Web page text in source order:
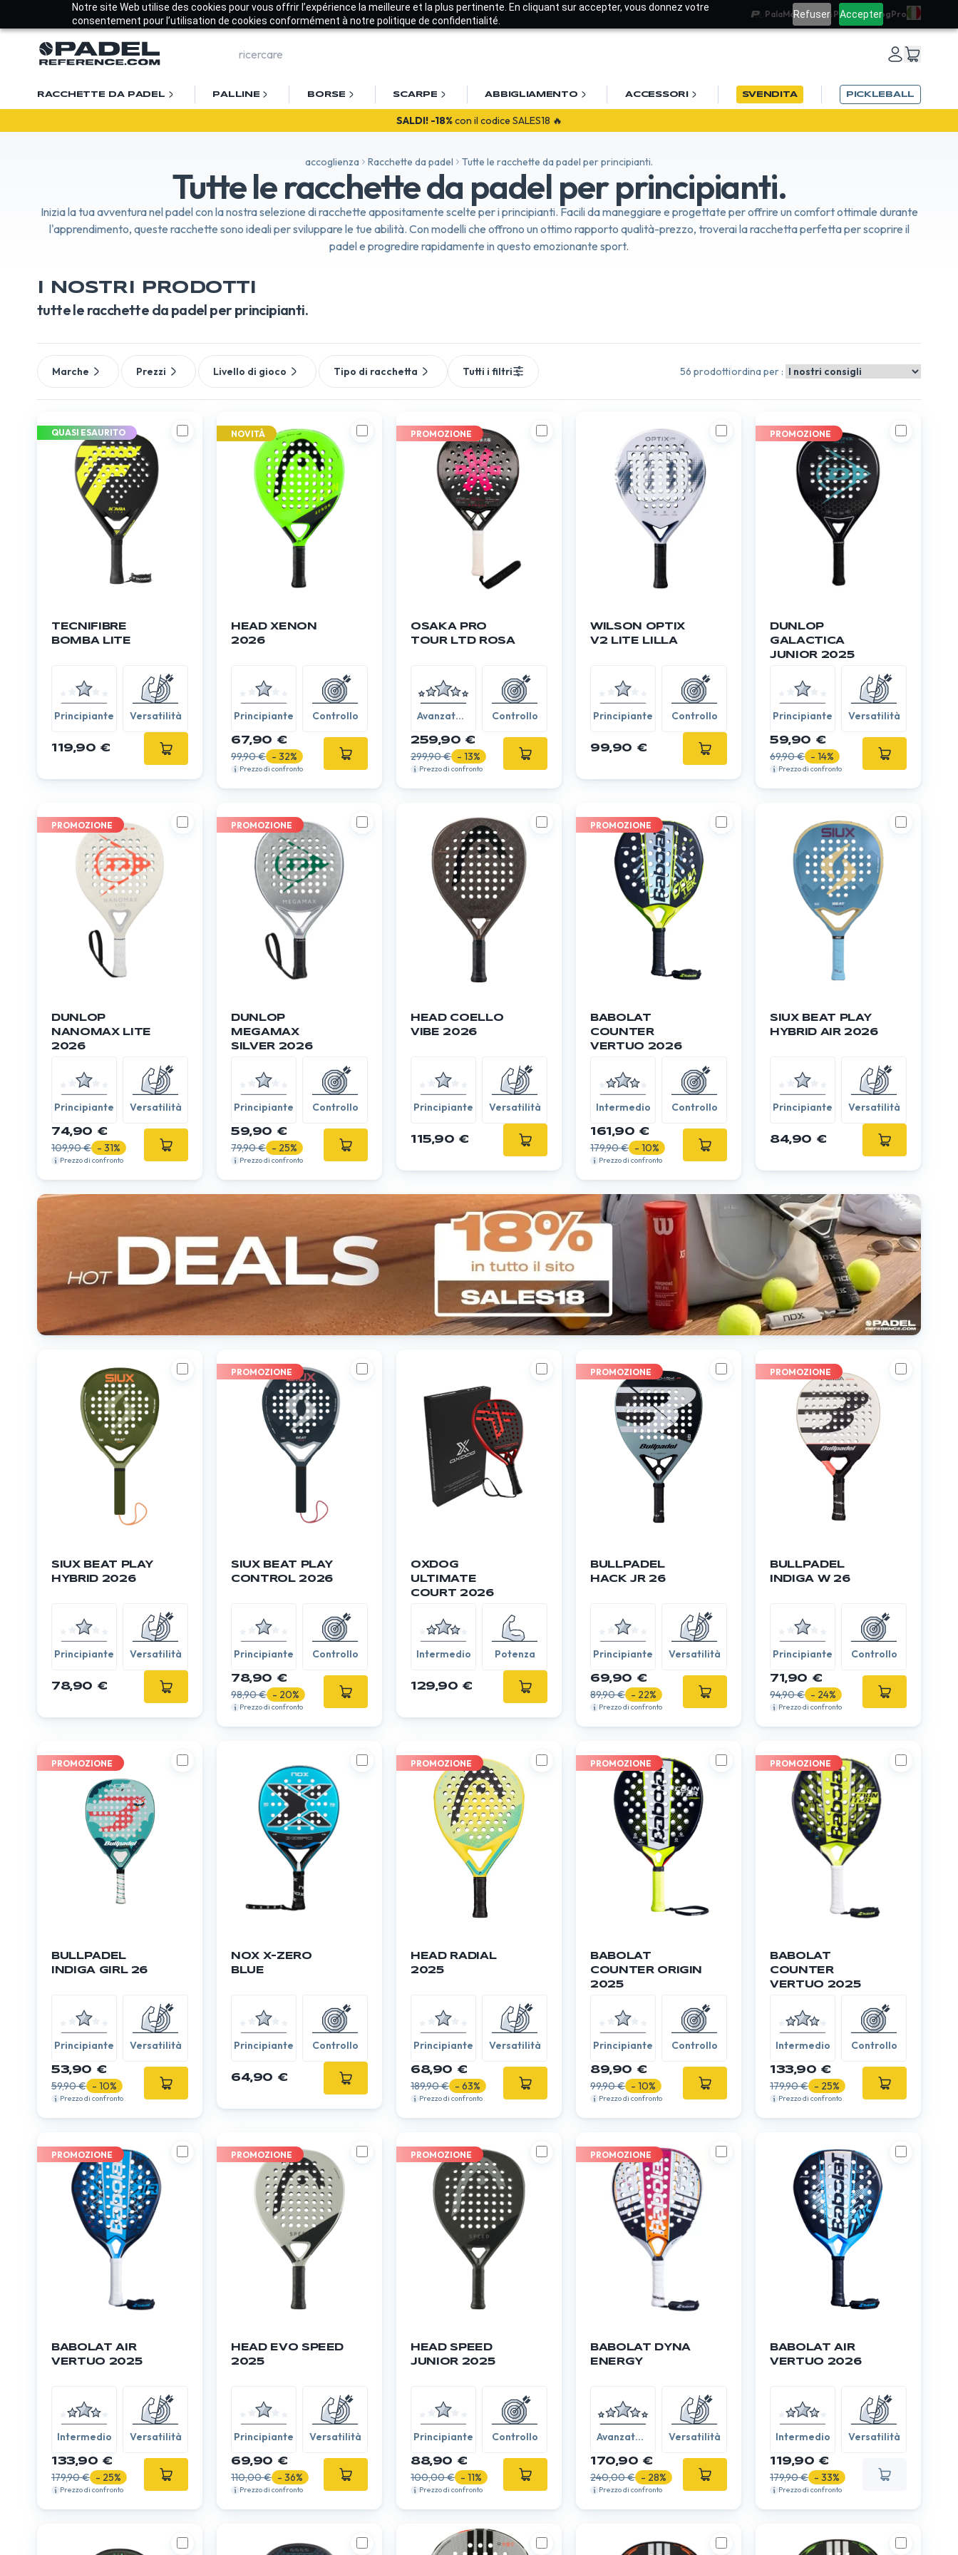
Notre site Web utilise des cookies pour vous offrir l’expérience la meilleure et la plus pertinente. En cliquant sur accepter, vous donnez votre
consentement pour l’utilisation de cookies conformément à notre politique de confidentialité.
Refuser Accepter
PalaMatchTeam PadelRefBlogPro
RACCHETTE DA PADEL PALLINE BORSE SCARPE ABBIGLIAMENTO ACCESSORI SVENDITA PICKLEBALL
SALDI! -18%con il codice SALES18 🔥
accoglienza Racchette da padel Tutte le racchette da padel per principianti.
Tutte le racchette da padel per principianti.
Inizia la tua avventura nel padel con la nostra selezione di racchette appositamente scelte per i principianti. Facili da maneggiare e progettate per offrire un comfort ottimale durante
l'apprendimento, queste racchette sono ideali per sviluppare le tue abilità. Con modelli che offrono un ottimo rapporto qualità-prezzo, troverai la racchetta perfetta per scoprire il
padel e progredire rapidamente in questo emozionante sport.
I NOSTRI PRODOTTI
tutte le racchette da padel per principianti.
QUASI ESAURITO
TECNIFIBRE
BOMBA LITE
Principiante Versatilità
119,90 €
NOVITÀ
HEAD XENON
2026
Principiante Controllo
67,90 €
99,90 € - 32%
Prezzo di confronto
PROMOZIONE
OSAKA PRO
TOUR LTD ROSA
Avanzato /
Controllo
259,90 €
299,90 € - 13%
Prezzo di confronto
WILSON OPTIX
V2 LITE LILLA
Principiante Controllo
99,90 €
PROMOZIONE
DUNLOP
GALACTICA
JUNIOR 2025
Principiante Versatilità
59,90 €
69,90 € - 14%
Prezzo di confronto
PROMOZIONE
DUNLOP
NANOMAX LITE
2026
Principiante Versatilità
74,90 €
109,90 € - 31%
Prezzo di confronto
PROMOZIONE
DUNLOP
MEGAMAX
SILVER 2026
Principiante Controllo
59,90 €
79,90 € - 25%
Prezzo di confronto
HEAD COELLO
VIBE 2026
Principiante Versatilità
115,90 €
PROMOZIONE
BABOLAT
COUNTER
VERTUO 2026
Intermedio Controllo
161,90 €
179,90 € - 10%
Prezzo di confronto
SIUX BEAT PLAY
HYBRID AIR 2026
Principiante Versatilità
84,90 €
SIUX BEAT PLAY
HYBRID 2026
Principiante Versatilità
78,90 €
PROMOZIONE
SIUX BEAT PLAY
CONTROL 2026
Principiante Controllo
78,90 €
98,90 € - 20%
Prezzo di confronto
OXDOG
ULTIMATE
COURT 2026
Intermedio Potenza
129,90 €
PROMOZIONE
BULLPADEL
HACK JR 26
Principiante Versatilità
69,90 €
89,90 € - 22%
Prezzo di confronto
PROMOZIONE
BULLPADEL
INDIGA W 26
Principiante Controllo
71,90 €
94,90 € - 24%
Prezzo di confronto
PROMOZIONE
BULLPADEL
INDIGA GIRL 26
Principiante Versatilità
53,90 €
59,90 € - 10%
Prezzo di confronto
NOX X-ZERO
BLUE
Principiante Controllo
64,90 €
PROMOZIONE
HEAD RADIAL
2025
Principiante Versatilità
68,90 €
189,90 € - 63%
Prezzo di confronto
PROMOZIONE
BABOLAT
COUNTER ORIGIN
2025
Principiante Controllo
89,90 €
99,90 € - 10%
Prezzo di confronto
PROMOZIONE
BABOLAT
COUNTER
VERTUO 2025
Intermedio Controllo
133,90 €
179,90 € - 25%
Prezzo di confronto
PROMOZIONE
BABOLAT AIR
VERTUO 2025
Intermedio Versatilità
133,90 €
179,90 € - 25%
Prezzo di confronto
PROMOZIONE
HEAD EVO SPEED
2025
Principiante Versatilità
69,90 €
110,00 € - 36%
Prezzo di confronto
PROMOZIONE
HEAD SPEED
JUNIOR 2025
Principiante Controllo
88,90 €
100,00 € - 11%
Prezzo di confronto
PROMOZIONE
BABOLAT DYNA
ENERGY
Avanzato /
Versatilità
170,90 €
240,00 € - 28%
Prezzo di confronto
BABOLAT AIR
VERTUO 2026
Intermedio Versatilità
119,90 €
179,90 € - 33%
Prezzo di confronto
Marche Prezzi Livello di gioco Tipo di racchetta Tutti i filtri 56 prodottiordina per :